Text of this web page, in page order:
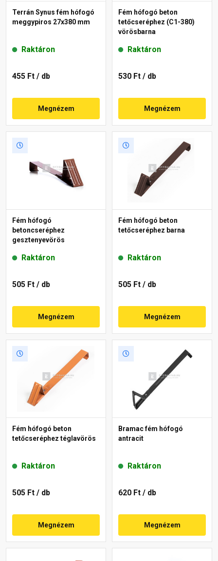
Terrán Synus fém hófogó
meggypiros 27x380 mm
Raktáron
455 Ft / db
Megnézem
Fém hófogó beton
tetőcseréphez (C1-380)
vörösbarna
Raktáron
530 Ft / db
Megnézem
Fém hófogó
betoncseréphez
gesztenyevörös
Raktáron
505 Ft / db
Megnézem
Fém hófogó beton
tetőcseréphez barna
Raktáron
505 Ft / db
Megnézem
Fém hófogó beton
tetőcseréphez téglavörös
Raktáron
505 Ft / db
Megnézem
Bramac fém hófogó
antracit
Raktáron
620 Ft / db
Megnézem